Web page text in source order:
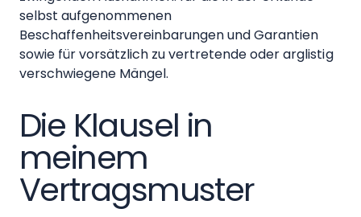
selbst aufgenommenen
Beschaffenheitsvereinbarungen und Garantien
sowie für vorsätzlich zu vertretende oder arglistig
verschwiegene Mängel.
Die Klausel in
meinem
Vertragsmuster